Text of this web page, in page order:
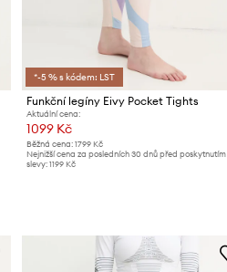
*-5 % s kódem: LST
Funkční legíny Eivy Pocket Tights
Aktuální cena:
1099 Kč
Běžná cena: 1799 Kč
Nejnižší cena za posledních 30 dnů před poskytnutím
slevy: 1199 Kč